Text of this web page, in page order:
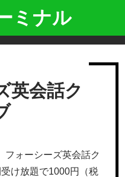
ミナル
英会話ク
フォーシーズ英会話ク
け放題で1000円（税